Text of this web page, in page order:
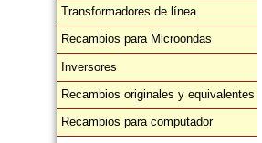
Transformadores de línea
Recambios para Microondas
Inversores
Recambios originales y equivalentes
Recambios para computador